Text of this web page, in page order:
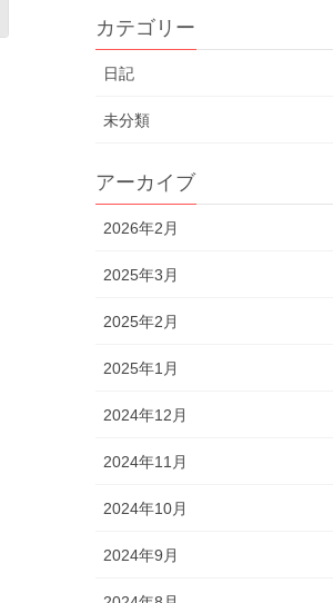
カテゴリー
日記
未分類
アーカイブ
2026年2月
2025年3月
2025年2月
2025年1月
2024年12月
2024年11月
2024年10月
2024年9月